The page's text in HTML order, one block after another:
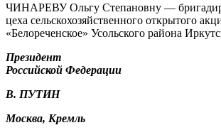
ЧИНАРЕВУ Ольгу Степановну —
цеха сельскохозяйственного открытого
«Белореченское» Усольского района
Президент
Российской Федерации
В. ПУТИН
Москва, Кремль